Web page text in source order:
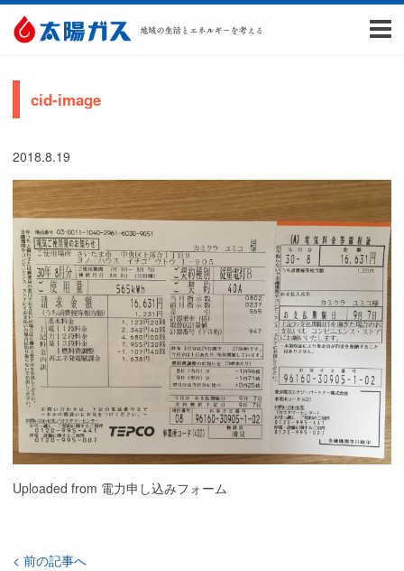
cid-image
2018.8.19
Uploaded from 電力申し込みフォーム
< 前の記事へ